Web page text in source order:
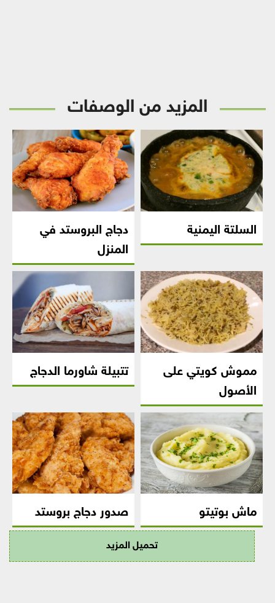
المزيد من الوصفات
السلتة اليمنية
دجاج البروستد في
المنزل
مموش كويتي على
الأصول
تتبيلة شاورما الدجاج
ماش بوتيتو صدور دجاج بروستد
تحميل المزيد